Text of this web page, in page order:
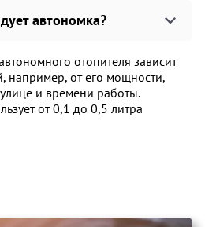
автономка?
отопителя зависит
например, от его мощности,
и времени работы.
от 0,1 до 0,5 литра